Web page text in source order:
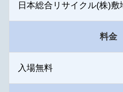
日本総合リサイクル(株)敷
料金
入場無料